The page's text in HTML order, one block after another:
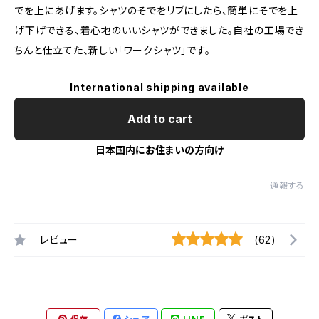
でを上にあげます。シャツのそでをリブにしたら、簡単にそでを上
げ下げできる、着心地のいいシャツができました。自社の工場でき
ちんと仕立てた、新しい「ワークシャツ」です。
International shipping available
Add to cart
日本国内にお住まいの方向け
通報する
レビュー (62)